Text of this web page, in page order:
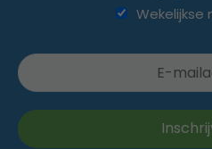
Wekelijkse